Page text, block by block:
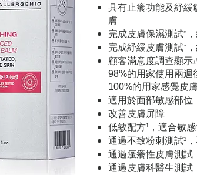
具有止癢功能及紓緩
膚
完成皮膚保濕測試*
完成紓緩皮膚測試*
顧客滿意度調查顯示#
98%的用家使用兩週
100%的用家感覺皮
適用於面部敏感部
改善皮膚屏障
低敏配方¹ ，適合敏
通過不致粉刺測試³
通過瘙癢性皮膚測試
通過皮膚科醫生測試